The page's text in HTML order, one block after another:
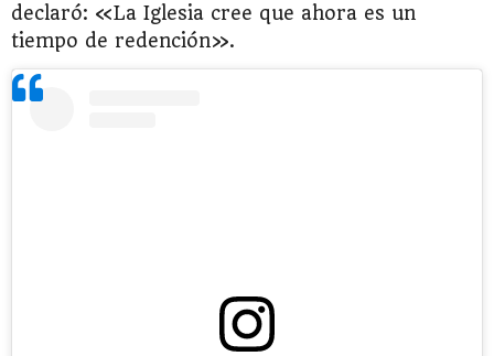
declaró: «La Iglesia cree que ahora es un
tiempo de redención».